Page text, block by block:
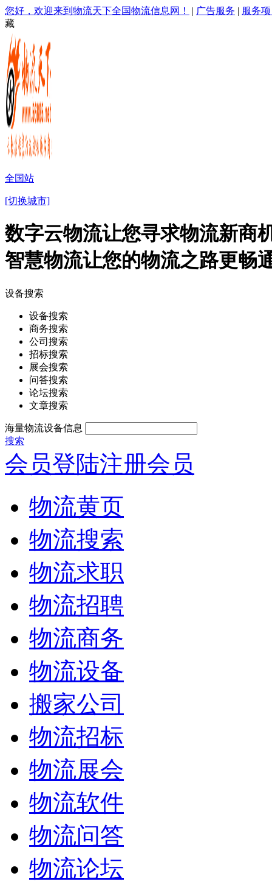
您好，欢迎来到物流天下全国物流信息网！ | 广告服务 | 服务
藏
全国站
[切换城市]
数字云物流让您寻求物流新商
智慧物流让您的物流之路更畅
设备搜索
设备搜索
商务搜索
公司搜索
招标搜索
展会搜索
问答搜索
论坛搜索
文章搜索
海量物流设备信息
搜索
会员登陆注册会员
物流黄页
物流搜索
物流求职
物流招聘
物流商务
物流设备
搬家公司
物流招标
物流展会
物流软件
物流问答
物流论坛